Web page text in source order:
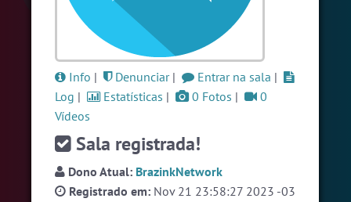
#Denuncias
4 pessoas
#LoveHits
4 pessoas
#Unica
Ver todas as salas
com Site e Chat Bot 🤖 de Pedidos
Info | Denunciar| Entrar na sala |
Log | Estatísticas | 0 Fotos |
0
Vídeos
Sala registrada!
Dono Atual: BrazinkNetwork
Registrado em: Nov 21 23:58:27 2023 -03